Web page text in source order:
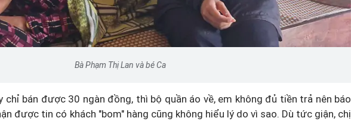
Bà Phạm Thị Lan và bé Ca
chỉ bán được 30 ngàn đồng, thì bộ quần áo về, em không đủ tiền trả nên báo
được tin có khách "bom" hàng cũng không hiểu lý do vì sao. Dù tức giận, chị